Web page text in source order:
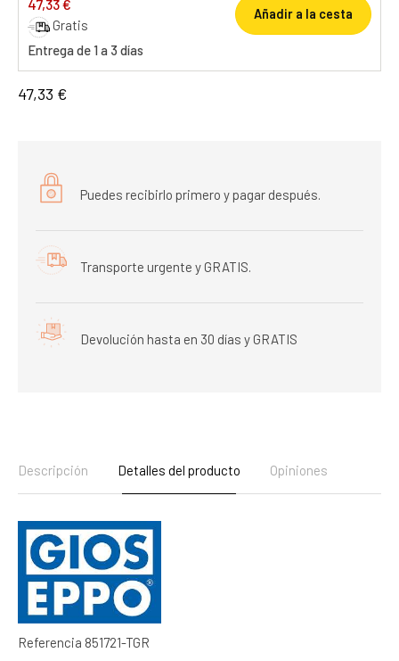
47,33 €
Gratis
Entrega de 1 a 3 días
Añadir a la cesta
47,33 €
Puedes recibirlo primero y pagar después.
Transporte urgente y GRATIS.
Devolución hasta en 30 días y GRATIS
Descripción Detalles del producto Opiniones
Referencia 851721-TGR